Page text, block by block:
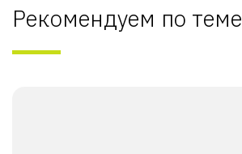
Рекомендуем по теме